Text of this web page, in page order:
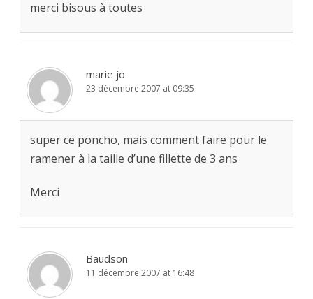
merci bisous à toutes
marie jo
23 décembre 2007 at 09:35
super ce poncho, mais comment faire pour le
ramener à la taille d’une fillette de 3 ans
Merci
Baudson
11 décembre 2007 at 16:48